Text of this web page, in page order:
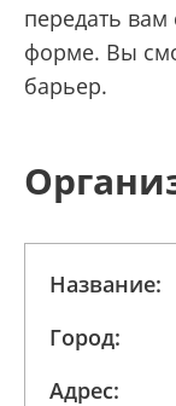
передать вам
форме. Вы
барьер.
Название:
Город:
Адрес: